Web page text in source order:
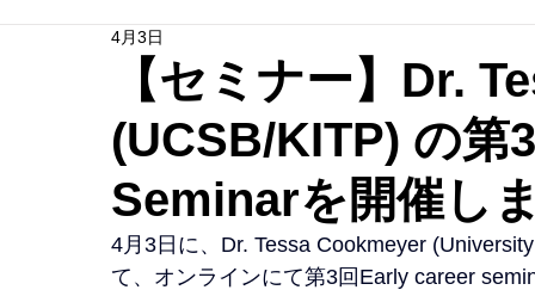
【セミナー】Dr.
(UCSB/KITP) の第
Seminarを開催し
4月3日
4月3日に、Dr. Tessa Cookmeyer
て、オンラインにて第3回Early career